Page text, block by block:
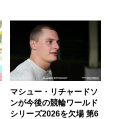
マシュー・リチャードソ
ンが今後の競輪ワールド
シリーズ2026を欠場 第6